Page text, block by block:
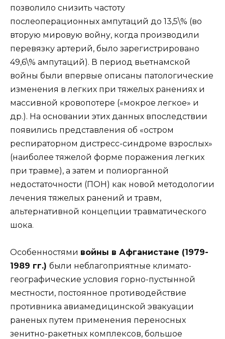
позволило снизить частоту
послеоперационных ампутаций до 13,5\% (во
вторую мировую войну, когда производили
перевязку артерий, было зарегистрировано
49,6\% ампутаций). В период вьетнамской
войны были впервые описаны патологические
изменения в легких при тяжелых ранениях и
массивной кровопотере («мокрое легкое» и
др.). На основании этих данных впоследствии
появились представления об «остром
респираторном дистресс-синдроме взрослых»
(наиболее тяжелой форме поражения легких
при травме), а затем и полиорганной
недостаточности (ПОН) как новой методологии
лечения тяжелых ранений и травм,
альтернативной концепции травматического
шока.
Особенностями войны в Афганистане (1979-
1989 гг.) были неблагоприятные климато-
географические условия горно-пустынной
местности, постоянное противодействие
противника авиамедицинской эвакуации
раненых путем применения переносных
зенитно-ракетных комплексов, большое